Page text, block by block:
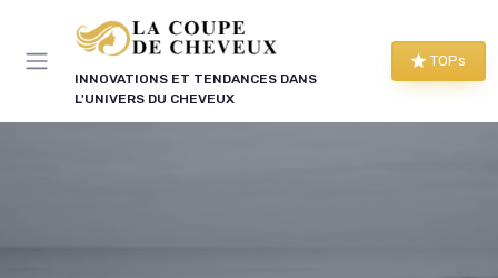
INNOVATIONS ET TENDANCES DANS
L'UNIVERS DU CHEVEUX
TOPs